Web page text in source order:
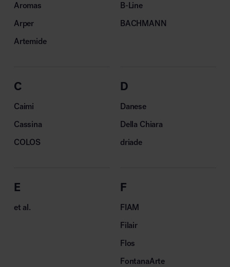
Aromas
Arper
Artemide
B-Line
BACHMANN
C
Caimi
Cassina
COLOS
D
Danese
Della Chiara
driade
E
et al.
F
FIAM
Filair
Flos
FontanaArte